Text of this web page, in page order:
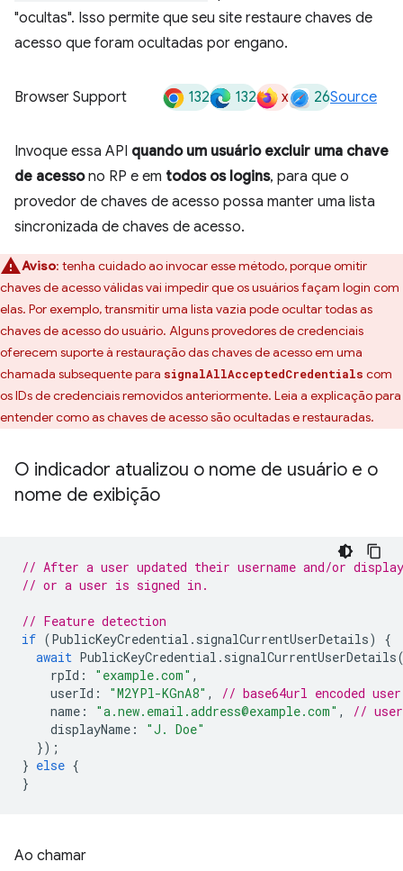
"ocultas". Isso permite que seu site restaure chaves de
acesso que foram ocultadas por engano.
Browser Support 132 132 x 26Source
Invoque essa API quando um usuário excluir uma chave
de acessono RP e em todos os logins, para que o
provedor de chaves de acesso possa manter uma lista
sincronizada de chaves de acesso.
Aviso: tenha cuidado ao invocar esse método, porque omitir
chaves de acesso válidas vai impedir que os usuários façam login com
elas. Por exemplo, transmitir uma lista vazia pode ocultar todas as
chaves de acesso do usuário. Alguns provedores de credenciais
oferecem suporte à restauração das chaves de acesso em uma
chamada subsequente para signalAllAcceptedCredentials com
os IDs de credenciais removidos anteriormente. Leia a explicação para
entender como as chaves de acesso são ocultadas e restauradas.
O indicador atualizou o nome de usuário e o
nome de exibição
// After a user updated their username and/or display
// or a user is signed in.
// Feature detection
if (PublicKeyCredential . signalCurrentUserDetails)
{
await PublicKeyCredential . signalCurrentUserDetails
rpId : "example.com" ,
userId : "M2YPl-KGnA8" ,
// base64url encoded
name : "a.new.email.address@example.com" ,
//
displayName :
"J. Doe"
});
} else {
}
Ao chamar